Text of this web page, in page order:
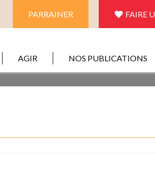
PARRAINER FAIRE
AGIR NOS PUBLICATIONS